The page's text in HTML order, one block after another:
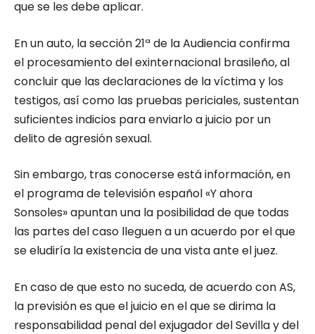
que se les debe aplicar.
En un auto, la sección 21ª de la Audiencia confirma
el procesamiento del exinternacional brasileño, al
concluir que las declaraciones de la víctima y los
testigos, así como las pruebas periciales, sustentan
suficientes indicios para enviarlo a juicio por un
delito de agresión sexual.
Sin embargo, tras conocerse está información, en
el programa de televisión español «Y ahora
Sonsoles» apuntan una la posibilidad de que todas
las partes del caso lleguen a un acuerdo por el que
se eludiría la existencia de una vista ante el juez.
En caso de que esto no suceda, de acuerdo con AS,
la previsión es que el juicio en el que se dirima la
responsabilidad penal del exjugador del Sevilla y del